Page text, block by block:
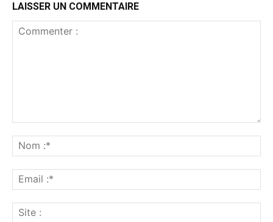
LAISSER UN COMMENTAIRE
:*
:*